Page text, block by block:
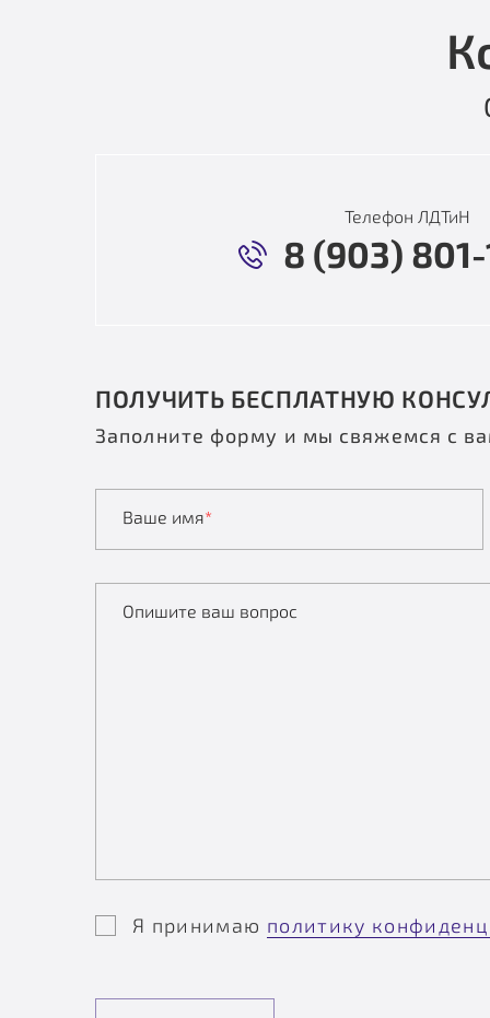
Телефон ЛДТиН
8 (903)
ПОЛУЧИТЬ БЕСПЛАТНУЮ
Заполните форму и мы свяжемся с
Ваше имя*
Опишите ваш вопрос
Я принимаю политику